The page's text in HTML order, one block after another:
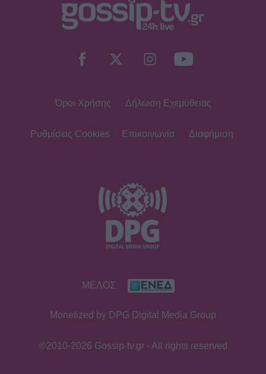
Όροι Χρήσης Δήλωση Εχεμύθειας
Ρυθμίσεις Cookies Επικοινωνία Διαφήμιση
ΜΕΛΟΣ
Monetized by DPG Digital Media Group
©2010-2026 Gossip-tv.gr - All rights reserved